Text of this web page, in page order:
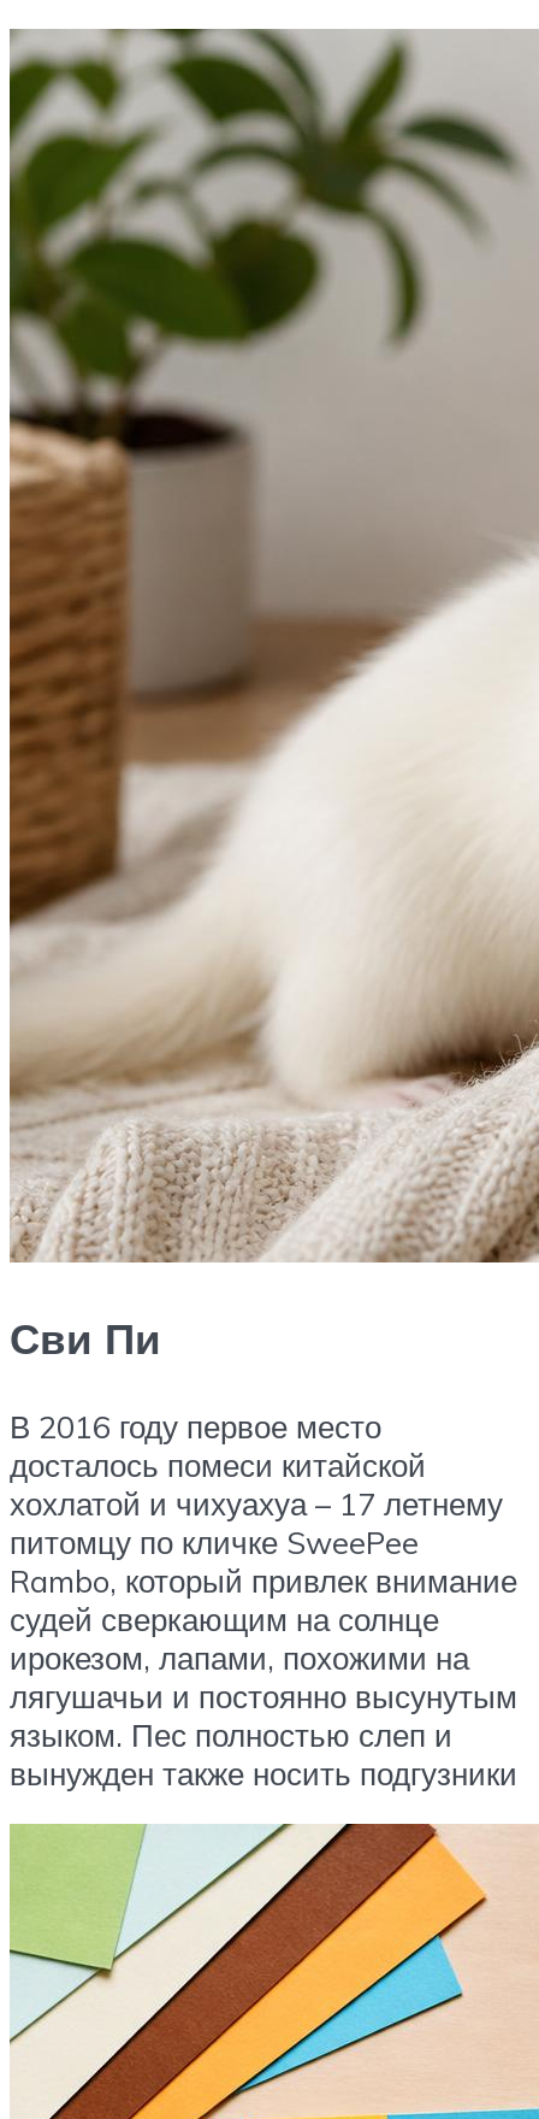
Сви Пи
В 2016 году первое место
досталось помеси китайской
хохлатой и чихуахуа – 17 летнему
питомцу по кличке SweePee
Rambo, который привлек внимание
судей сверкающим на солнце
ирокезом, лапами, похожими на
лягушачьи и постоянно высунутым
языком. Пес полностью слеп и
вынужден также носить подгузники